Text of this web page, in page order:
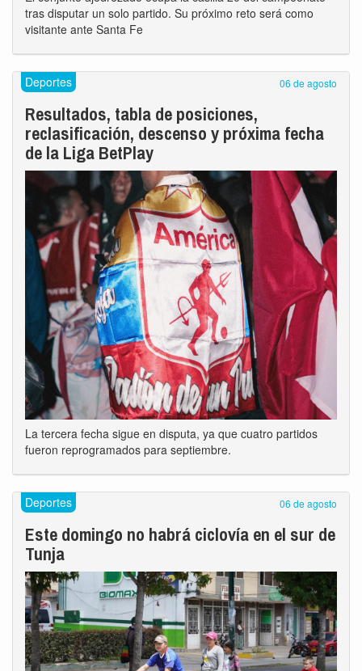
tras disputar un solo partido. Su próximo reto será como
visitante ante Santa Fe
Deportes 06 de agosto
Resultados, tabla de posiciones,
reclasificación, descenso y próxima fecha
de la Liga BetPlay
La tercera fecha sigue en disputa, ya que cuatro partidos
fueron reprogramados para septiembre.
Deportes 06 de agosto
Este domingo no habrá ciclovía en el sur de
Tunja